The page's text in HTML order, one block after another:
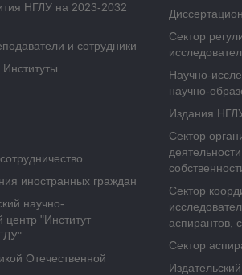
НГЛУ на 2023-2032
и сотрудники
иностранных граждан
научно-
центр "Институт
Отечественной
Сектор
Научно-
научно-
Издания
Сектор
Сектор
аспирантов,
Сектор